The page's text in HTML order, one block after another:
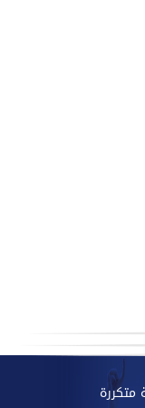
متكررة